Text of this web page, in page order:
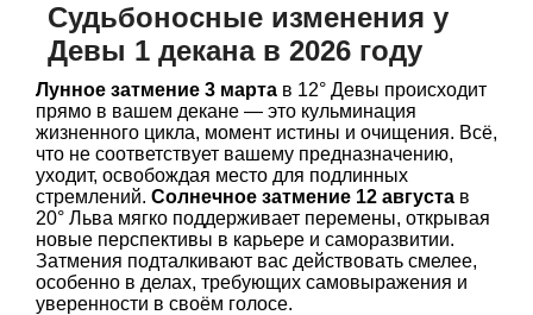
Судьбоносные изменения у
Девы 1 декана в 2026 году
Лунное затмение 3 марта в 12° Девы происходит
прямо в вашем декане — это кульминация
жизненного цикла, момент истины и очищения. Всё,
что не соответствует вашему предназначению,
уходит, освобождая место для подлинных
стремлений. Солнечное затмение 12 августа в
20° Льва мягко поддерживает перемены, открывая
новые перспективы в карьере и саморазвитии.
Затмения подталкивают вас действовать смелее,
особенно в делах, требующих самовыражения и
уверенности в своём голосе.